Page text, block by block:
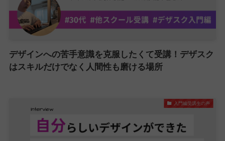
デザインへの苦手意識を克服したくて受講！デザスク
はスキルだけでなく人間性も磨ける場所
入門編受講生の声